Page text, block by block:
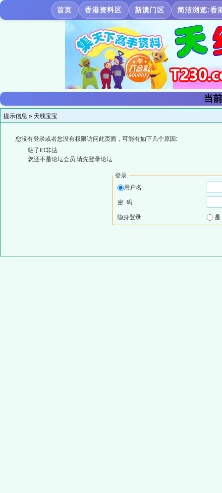
首页 香港资料区 新澳门区 简洁浏览:香
当
提示信息 » 天线宝宝
您没有登录或者您没有权限访问此页面，可能有如下几个原因:
帖子ID非法
您还不是论坛会员,请先登录论坛
登录
用户名
密 码
隐身登录